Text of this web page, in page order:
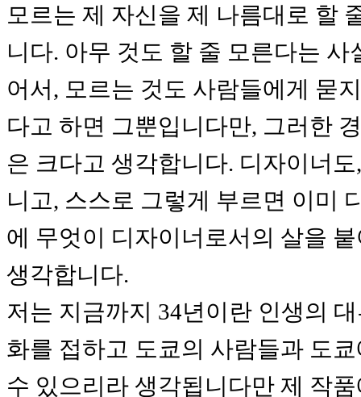
모르는 제 자신을 제 나름대로 할
니다. 아무 것도 할 줄 모른다는
어서, 모르는 것도 사람들에게 묻
다고 하면 그뿐입니다만, 그러한
은 크다고 생각합니다. 디자이너
니고, 스스로 그렇게 부르면 이미
에 무엇이 디자이너로서의 살을
생각합니다.
저는 지금까지 34년이란 인생의
화를 접하고 도쿄의 사람들과 도
수 있으리라 생각됩니다만 제 작